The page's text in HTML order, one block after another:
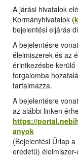
A járási hivatalok
Kormányhivatalok (
bejelentési eljárás
A bejelentésre
élelmiszerek és az
érintkezésbe
forgalomba
tartalmazza.
A bejelentésre
az alábbi linken
https://
anyok
(Bejelentési Űrlap
eredetű)